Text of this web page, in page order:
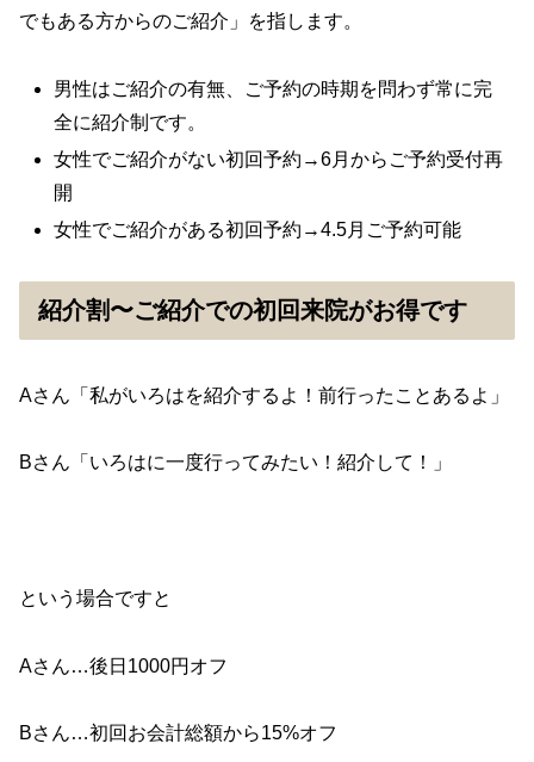
でもある方からのご紹介」を指します。
男性はご紹介の有無、ご予約の時期を問わず常に完
全に紹介制です。
女性でご紹介がない初回予約→6月からご予約受付再
開
女性でご紹介がある初回予約→4.5月ご予約可能
紹介割〜ご紹介での初回来院がお得です
Aさん「私がいろはを紹介するよ！前行ったことあるよ」
Bさん「いろはに一度行ってみたい！紹介して！」
という場合ですと
Aさん…後日1000円オフ
Bさん…初回お会計総額から15%オフ